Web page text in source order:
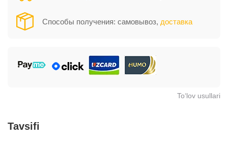
Способы получения: самовывоз, доставка
To‘lov usullari
Tavsifi